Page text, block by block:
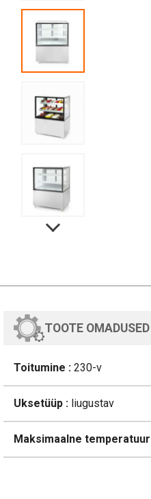
TOOTE OMADUSED
Toitumine : 230-v
Uksetüüp : liugustav
Maksimaalne temperatuur